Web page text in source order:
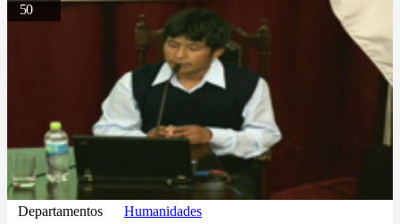
50
Departamentos Humanidades